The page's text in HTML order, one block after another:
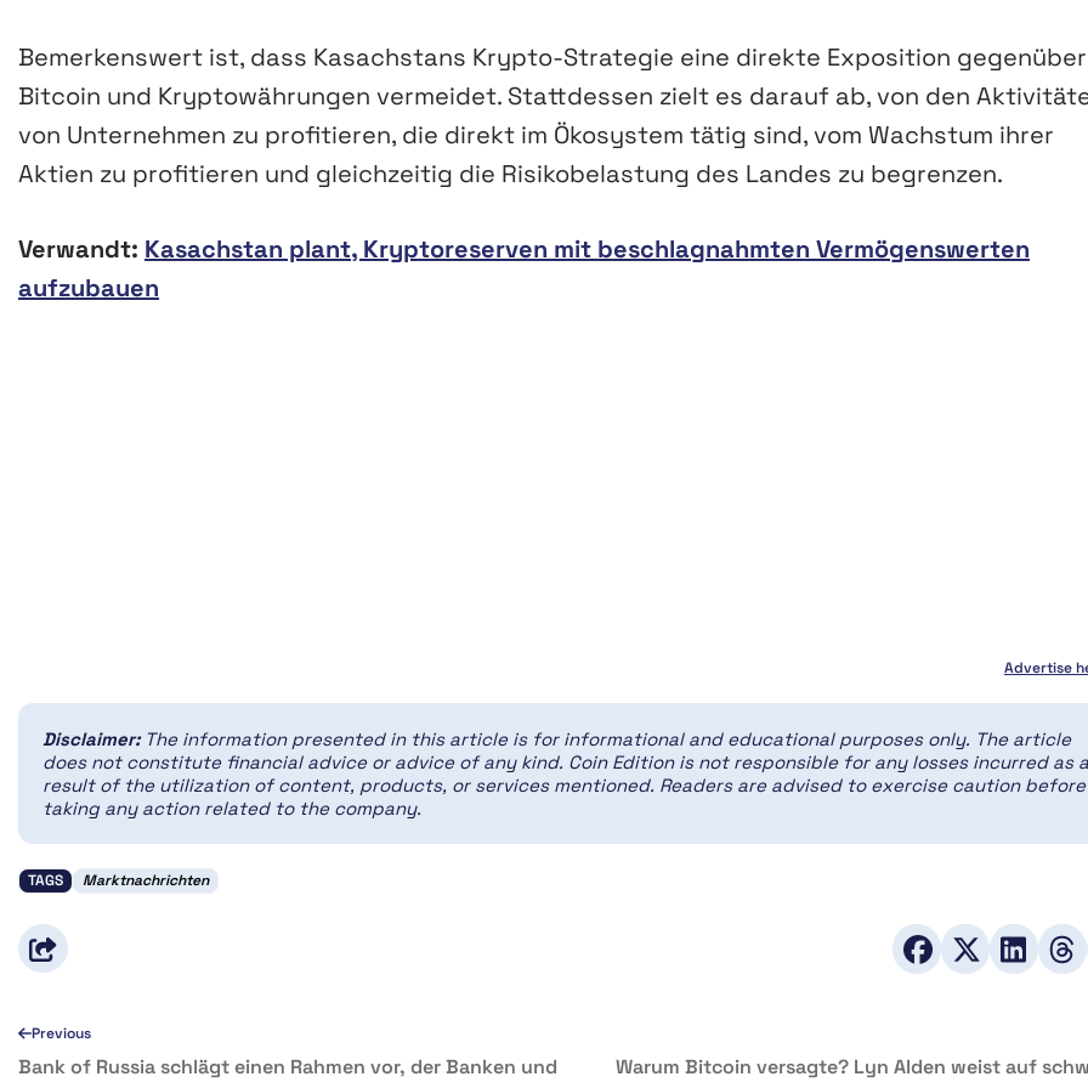
Bemerkenswert ist, dass Kasachstans Krypto-Strategie eine direkte Exposition gegenüber
Bitcoin und Kryptowährungen vermeidet. Stattdessen zielt es darauf ab, von den
von Unternehmen zu profitieren, die direkt im Ökosystem tätig sind, vom Wachstum ihrer
Aktien zu profitieren und gleichzeitig die Risikobelastung des Landes zu begrenzen.
Verwandt: Kasachstan plant, Kryptoreserven mit beschlagnahmten Vermögenswerten
aufzubauen
Advertise
Disclaimer: The information presented in this article is for informational and educational purposes only. The article
does not constitute financial advice or advice of any kind. Coin Edition is not responsible for any losses incurred as a
result of the utilization of content, products, or services mentioned. Readers are advised to exercise caution before
taking any action related to the company.
TAGS Marktnachrichten
Previous
Bank of Russia schlägt einen Rahmen vor, der Banken und
Warum Bitcoin versagte? Lyn Alden weist auf